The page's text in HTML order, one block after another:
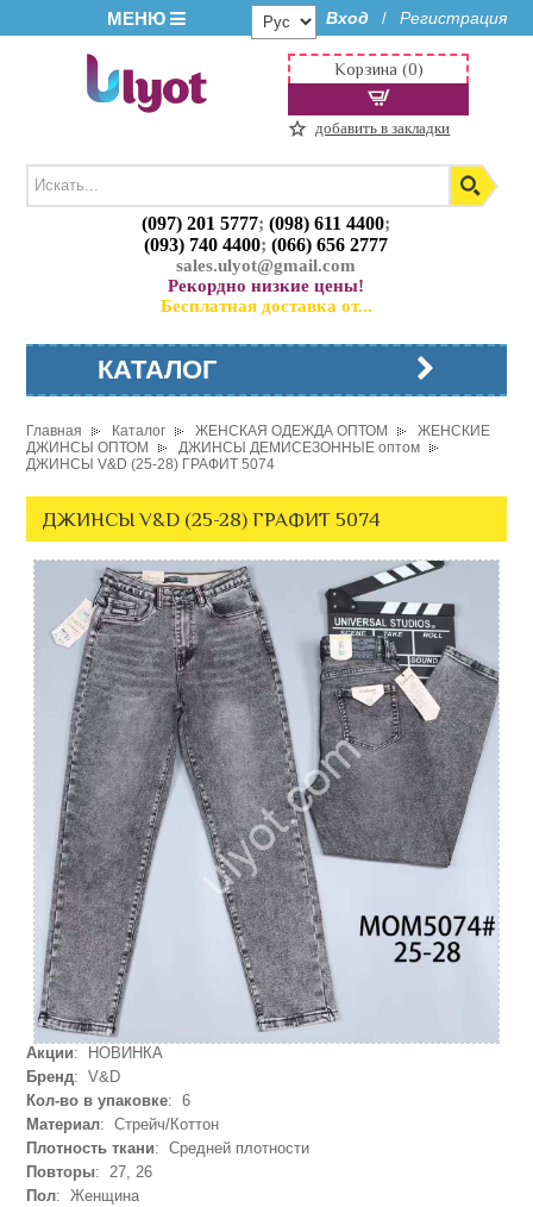
МЕНЮ Вход / Регистрация
(097) 201 5777;(098) 611 4400;
(093) 740 4400;(066) 656 2777
sales.ulyot@gmail.com
Рекордно низкие цены!
Бесплатная доставка от...
Корзина (0)
добавить в закладки
КАТАЛОГ
Главная Каталог ЖЕНСКАЯ ОДЕЖДА ОПТОМ
ЖЕНСКИЕ
ДЖИНСЫ ОПТОМ
ДЖИНСЫ ДЕМИСЕЗОННЫЕ оптом
ДЖИНСЫ V&D (25-28) ГРАФИТ 5074
ДЖИНСЫ V&D (25-28) ГРАФИТ 5074
Акции: НОВИНКА
Бренд: V&D
Кол-во в упаковке: 6
Материал: Стрейч/Коттон
Плотность ткани: Средней плотности
Повторы: 27, 26
Пол: Женщина